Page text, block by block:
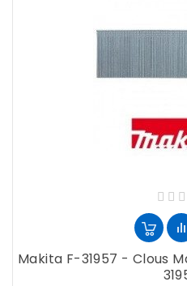
Makita F-31957 - Clous